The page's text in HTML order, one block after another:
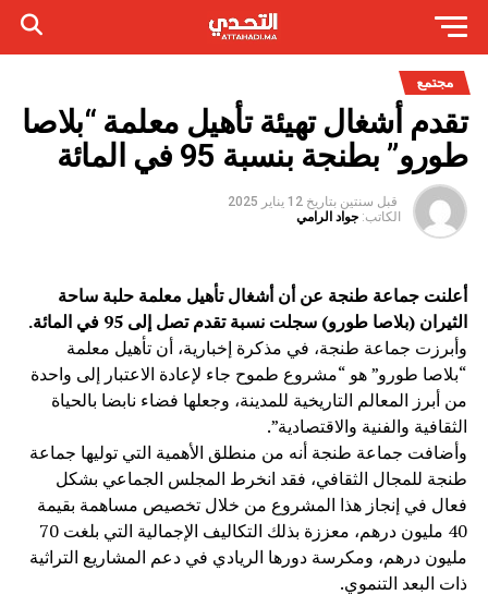
مجتمع
تقدم أشغال تهيئة تأهيل معلمة “بلاصا
طورو” بطنجة بنسبة 95 في المائة
قبل سنتين بتاريخ 12 يناير 2025
الكاتب: جواد الرامي
أعلنت جماعة طنجة عن أن أشغال تأهيل معلمة حلبة ساحة
الثيران (بلاصا طورو) سجلت نسبة تقدم تصل إلى 95 في المائة.
وأبرزت جماعة طنجة، في مذكرة إخبارية، أن تأهيل معلمة
“بلاصا طورو” هو “مشروع طموح جاء لإعادة الاعتبار إلى واحدة
من أبرز المعالم التاريخية للمدينة، وجعلها فضاء نابضا بالحياة
الثقافية والفنية والاقتصادية”.
وأضافت جماعة طنجة أنه من منطلق الأهمية التي توليها جماعة
طنجة للمجال الثقافي، فقد انخرط المجلس الجماعي بشكل
فعال في إنجاز هذا المشروع من خلال تخصيص مساهمة بقيمة
40 مليون درهم، معززة بذلك التكاليف الإجمالية التي بلغت 70
مليون درهم، ومكرسة دورها الريادي في دعم المشاريع التراثية
ذات البعد التنموي.